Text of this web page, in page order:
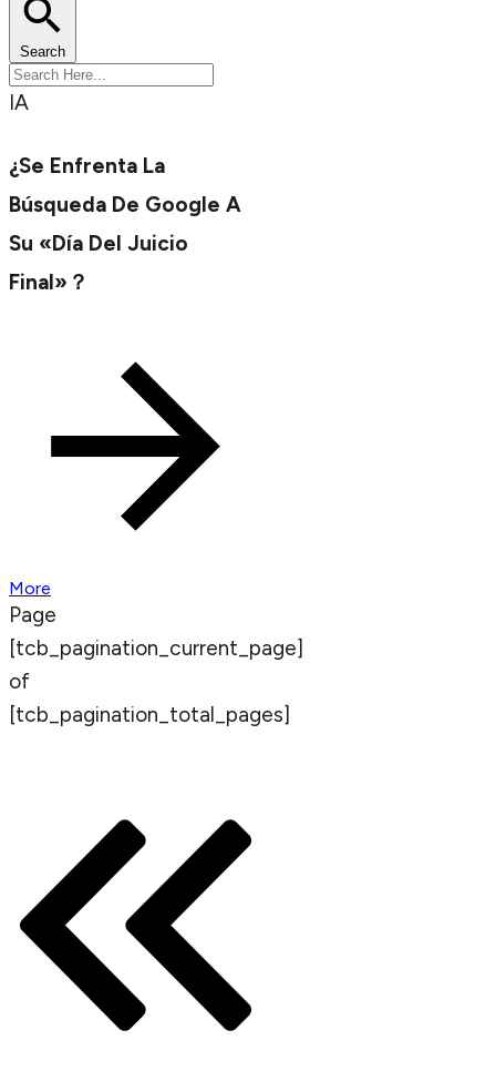
Search
IA
¿Se Enfrenta La
Búsqueda De Google A
Su «día Del Juicio
Final»？
More
Page
[tcb_pagination_current_page]
of
[tcb_pagination_total_pages]